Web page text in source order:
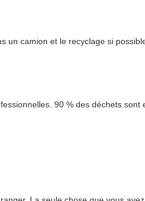
camion et le recyclage si
90 % des déchets